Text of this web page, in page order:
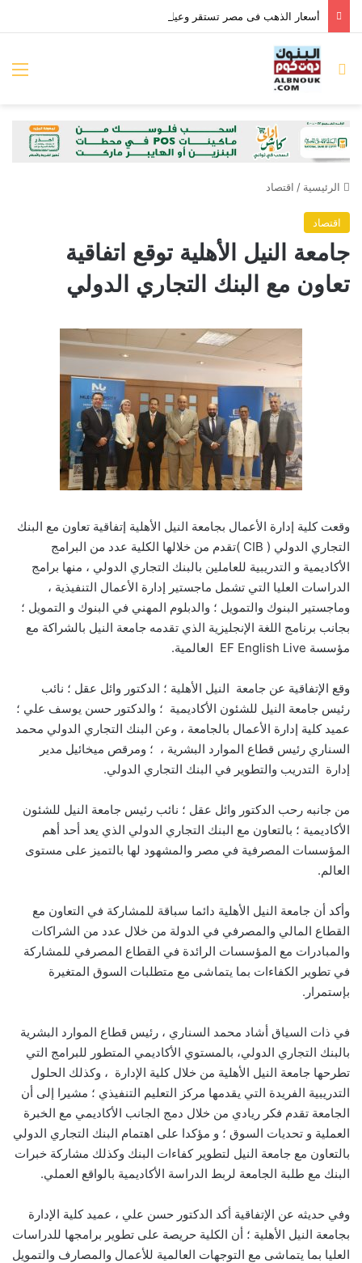
أسعار الذهب فى مصر تستقر وعيار 21 بـ6095 جنيها للجرام
بحث عن
الرئيسية / اقتصاد
اقتصاد
جامعة النيل الأهلية توقع اتفاقية
تعاون مع البنك التجاري الدولي
وقعت كلية إدارة الأعمال بجامعة النيل الأهلية إتفاقية تعاون مع البنك
التجاري الدولي ( CIB )تقدم من خلالها الكلية عدد من البرامج
الأكاديمية و التدريبية للعاملين بالبنك التجاري الدولي ، منها برامج
الدراسات العليا التي تشمل ماجستير إدارة الأعمال التنفيذية ،
وماجستير البنوك والتمويل ؛ والدبلوم المهني في البنوك و التمويل ؛
بجانب برنامج اللغة الإنجليزية الذي تقدمه جامعة النيل بالشراكة مع
مؤسسة EF English Live العالمية.
وقع الإتفاقية عن جامعة النيل الأهلية ؛ الدكتور وائل عقل ؛ نائب
رئيس جامعة النيل للشئون الأكاديمية ؛ والدكتور حسن يوسف علي ؛
عميد كلية إدارة الأعمال بالجامعة ، وعن البنك التجاري الدولي محمد
السناري رئيس قطاع الموارد البشرية ، ؛ ومرقص ميخائيل مدير
إدارة التدريب والتطوير في البنك التجاري الدولي.
من جانبه رحب الدكتور وائل عقل ؛ نائب رئيس جامعة النيل للشئون
الأكاديمية ؛ بالتعاون مع البنك التجاري الدولي الذي يعد أحد أهم
المؤسسات المصرفية في مصر والمشهود لها بالتميز على مستوى
العالم.
وأكد أن جامعة النيل الأهلية دائما سباقة للمشاركة في التعاون مع
القطاع المالي والمصرفي في الدولة من خلال عدد من الشراكات
والمبادرات مع المؤسسات الرائدة في القطاع المصرفي للمشاركة
في تطوير الكفاءات بما يتماشى مع متطلبات السوق المتغيرة
بإستمرار.
في ذات السياق أشاد محمد السناري ، رئيس قطاع الموارد البشرية
بالبنك التجاري الدولي، بالمستوي الأكاديمي المتطور للبرامج التي
تطرحها جامعة النيل الأهلية من خلال كلية الإدارة ، وكذلك الحلول
التدريبية الفريدة التي يقدمها مركز التعليم التنفيذي ؛ مشيرا إلى أن
الجامعة تقدم فكر ريادي من خلال دمج الجانب الأكاديمي مع الخبرة
العملية و تحديات السوق ؛ و مؤكدا على اهتمام البنك التجاري الدولي
بالتعاون مع جامعة النيل لتطوير كفاءات البنك وكذلك مشاركة خبرات
البنك مع طلبة الجامعة لربط الدراسة الأكاديمية بالواقع العملي.
وفي حديثه عن الإتفاقية أكد الدكتور حسن علي ، عميد كلية الإدارة
بجامعة النيل الأهلية ؛ أن الكلية حريصة على تطوير برامجها للدراسات
العليا بما يتماشى مع التوجهات العالمية للأعمال والمصارف والتمويل